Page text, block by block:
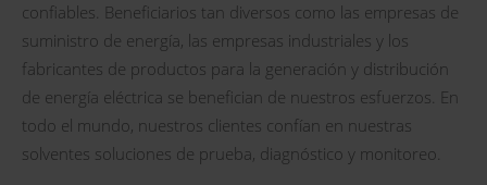
confiables. Beneficiarios tan diversos como las empresas de
suministro de energía, las empresas industriales y los
fabricantes de productos para la generación y distribución
de energía eléctrica se benefician de nuestros esfuerzos. En
todo el mundo, nuestros clientes confían en nuestras
solventes soluciones de prueba, diagnóstico y monitoreo.